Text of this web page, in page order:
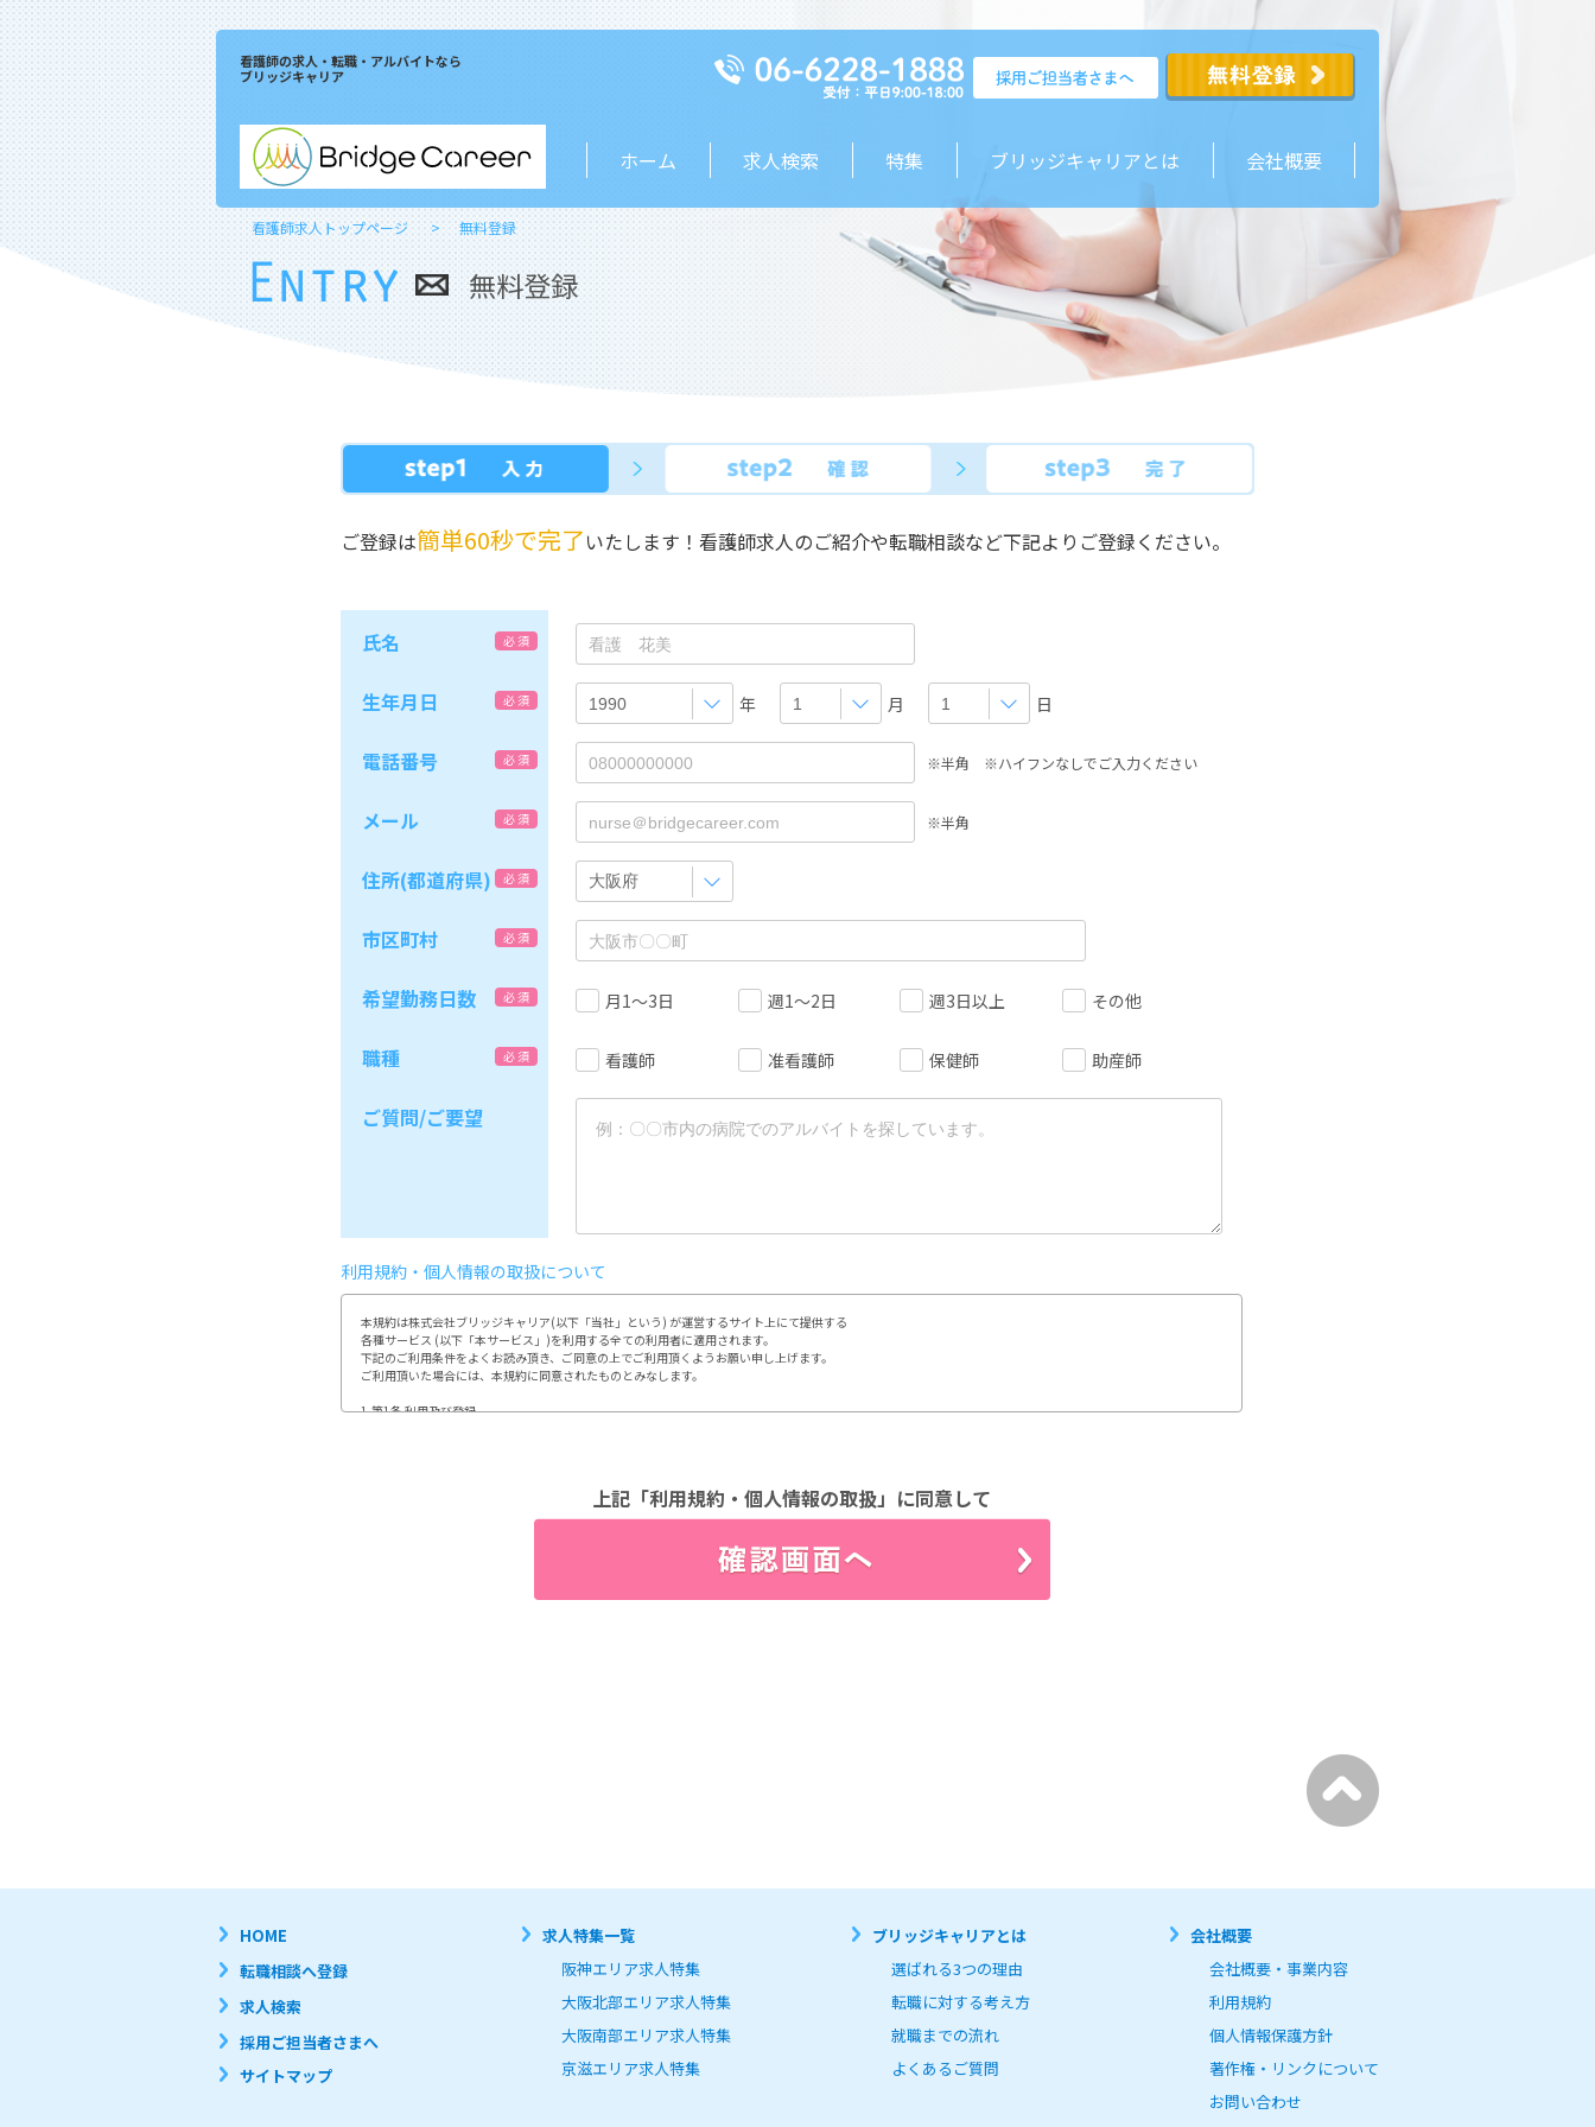
看護師の求人・転職・アルバイトなら
ブリッジキャリア
ホーム 求人検索 特集 ブリッジキャリアとは 会社概要
看護師求人トップページ 無料登録
無料登録
ご登録は簡単60秒で完了いたします！看護師求人のご紹介や転職相談など下記よりご登録ください。
氏名 必 須
生年月日 必 須 年 月 日
電話番号 必 須 ※半角 ※ハイフンなしでご入力ください
メール 必 須 ※半角
住所(都道府県) 必 須
市区町村 必 須
希望勤務日数 必 須 月1～3日 週1～2日 週3日以上 その他
職種 必 須 看護師 准看護師 保健師 助産師
ご質問/ご要望
利用規約・個人情報の取扱について
本規約は株式会社ブリッジキャリア(以下「当社」という) が運営するサイト上にて提供する
各種サービス (以下「本サービス」)を利用する全ての利用者に適用されます。
下記のご利用条件をよくお読み頂き、ご同意の上でご利用頂くようお願い申し上げます。
ご利用頂いた場合には、本規約に同意されたものとみなします。
1.第1条 利用及び登録
当社は、利用者から取得した個人情報について、別途定める「個人情報保護方針」
利用者は、当社のサービス利用にあたって以下の行為を行わないものとします。
お客様氏名、生年月日、住所、電話番号、Eメールアドレス、ファックス番号、職業、学歴、職歴等、個人を識別できる情報を、お問い合わせ回答、当社が行う職
お預かりした個人情報は、利用目的の範囲内で利用するものとし、次のいずれかに該当する場合を除き、第三者への開示及び提供は行いません。
・個人情報提供者の事前の書面による承諾がある場合
・個人情報提供者又は当該個人情報提供者と接触する第三者の生命が危険にさらされる恐れがあると当社が判断した場合
・法令等により開示が求められた場合
個人情報の取り扱いの全部又は一部を第三者に委託する場合は、当該第三者について厳正な調査を行い、取り扱いを委託された個人情報の安全管理が図られるよ
う、当該第三者に対する必要かつ適切な監督を行います。
6.個人情報の「開示等の求め」に応じる手続き等
上記「利用規約・個人情報の取扱」に同意して
HOME
転職相談へ登録
求人検索
採用ご担当者さまへ
サイトマップ
求人特集一覧
阪神エリア求人特集
大阪北部エリア求人特集
大阪南部エリア求人特集
京滋エリア求人特集
ブリッジキャリアとは
選ばれる3つの理由
転職に対する考え方
就職までの流れ
よくあるご質問
会社概要
会社概要・事業内容
利用規約
個人情報保護方針
著作権・リンクについて
お問い合わせ